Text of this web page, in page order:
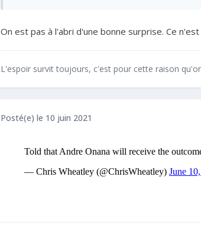
On est pas à l'abri d'une bonne surprise. Ce
L'espoir survit toujours, c'est pour cette raison
Posté(e) le 10 juin 2021